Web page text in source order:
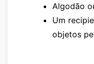
Algodão
Um
objetos